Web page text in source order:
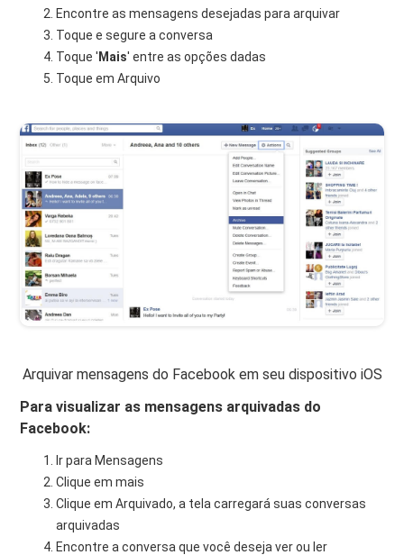
Encontre as mensagens desejadas para arquivar
Toque e segure a conversa
Toque 'Mais' entre as opções dadas
Toque em Arquivo
Arquivar mensagens do Facebook em seu dispositivo iOS
Para visualizar as mensagens arquivadas do
Facebook:
Ir para Mensagens
Clique em mais
Clique em Arquivado, a tela carregará suas conversas
arquivadas
Encontre a conversa que você deseja ver ou ler